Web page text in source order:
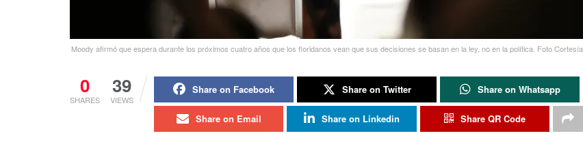
Moody afirmó que espera durante los próximos cuatro años que los floridanos vean que sus decisiones se basan en la ley, no en la política. Foto Cortesía
0
SHARES
39
VIEWS
Share on Facebook Share on Twitter Share on Whatsapp
Share on Email Share on Linkedin Share QR Code